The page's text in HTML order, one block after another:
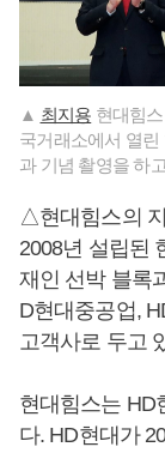
▲ 최지용 현대힘
국거래소에서 열
과 기념 촬영을 하
△현대힘스의
2008년 설립된
재인 선박 블록
D현대중공업,
고객사로 두고
현대힘스는 HD
다. HD현대가